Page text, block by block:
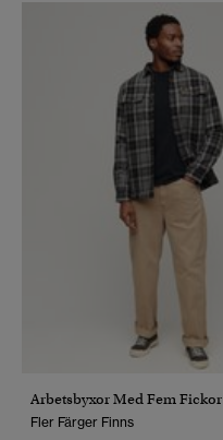
Arbetsbyxor Med Fem Fickor
Fler Färger Finns